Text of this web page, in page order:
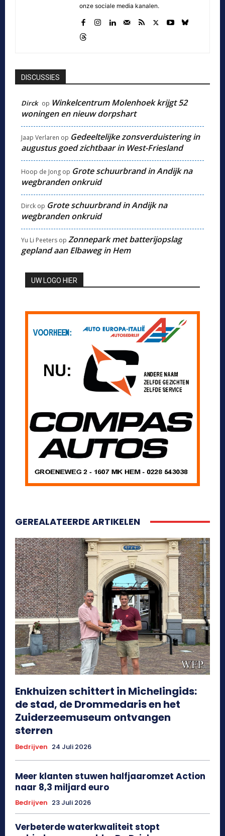
onze sociale media kanalen.
DISCUSSIES
Dirck op Winkelcentrum Molenhoek krijgt 52
woningen en nieuw dorpshart
Jaap Verlaren op Gedeeltelijke zonsverduistering in
augustus goed zichtbaar in West-Friesland
Hoop de Jong op Grote schuurbrand in Andijk na
wegbranden onkruid
Dirck op Grote schuurbrand in Andijk na
wegbranden onkruid
Yu Li Peeters op Zonnepark met batterijopslag
gepland aan Elbaweg in Hem
UW LOGO HIER
GEREALATEERDE ARTIKELEN
Enkhuizen schittert in Michelingids:
de stad, de Drommedaris en het
Zuiderzeemuseum ontvangen
sterren
Bedrijven 24 Juli 2026
Meer klanten stuwen halfjaaromzet Action
naar 8,3 miljard euro
Bedrijven 23 Juli 2026
Verbeterde waterkwaliteit stopt